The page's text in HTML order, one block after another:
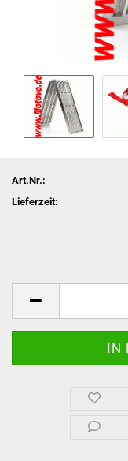
Art.Nr.:
Lieferzeit: